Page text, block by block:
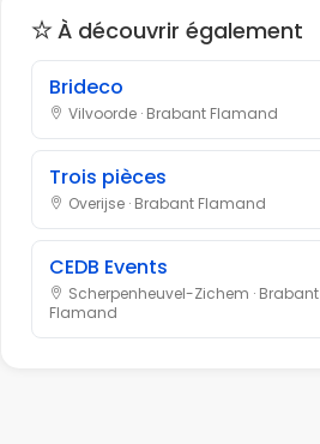
À découvrir également
Brideco
Vilvoorde · Brabant Flamand
Trois pièces
Overijse · Brabant Flamand
CEDB Events
Scherpenheuvel-Zichem · Brabant
Flamand